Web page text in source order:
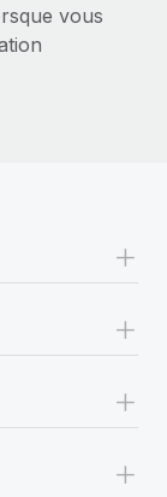
vous
+
+
+
+